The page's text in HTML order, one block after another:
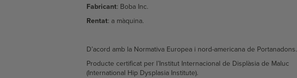
Fabricant: Boba Inc.
Rentat: a màquina.
D’acord amb la Normativa Europea i nord-americana de Portanadons.
Producte certificat per l’Institut Internacional de Displàsia de Maluc
(International Hip Dysplasia Institute).